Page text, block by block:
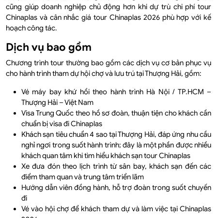
cũng giúp doanh nghiệp chủ động hơn khi dự trù chi phí tour
Chinaplas và cân nhắc giá tour Chinaplas 2026 phù hợp với kế
hoạch công tác.
Dịch vụ bao gồm
Chương trình tour thường bao gồm các dịch vụ cơ bản phục vụ
cho hành trình tham dự hội chợ và lưu trú tại Thượng Hải, gồm:
Vé máy bay khứ hồi theo hành trình Hà Nội / TP.HCM –
Thượng Hải – Việt Nam
Visa Trung Quốc theo hồ sơ đoàn, thuận tiện cho khách cần
chuẩn bị visa đi Chinaplas
Khách sạn tiêu chuẩn 4 sao tại Thượng Hải, đáp ứng nhu cầu
nghỉ ngơi trong suốt hành trình; đây là một phần được nhiều
khách quan tâm khi tìm hiểu khách sạn tour Chinaplas
Xe đưa đón theo lịch trình từ sân bay, khách sạn đến các
điểm tham quan và trung tâm triển lãm
Hướng dẫn viên đồng hành, hỗ trợ đoàn trong suốt chuyến
đi
Vé vào hội chợ để khách tham dự và làm việc tại Chinaplas